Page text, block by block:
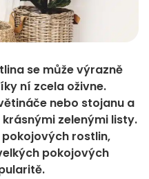
se může výrazně
ní zcela oživne.
nebo stojanu a
zelenými listy.
pokojových rostlin,
pokojových